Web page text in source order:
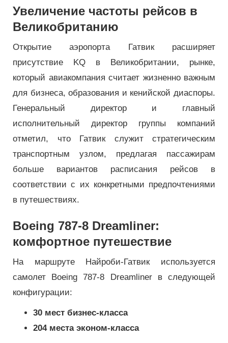
Увеличение частоты рейсов в
Великобританию
Открытие аэропорта Гатвик расширяет
присутствие KQ в Великобритании, рынке,
который авиакомпания считает жизненно важным
для бизнеса, образования и кенийской диаспоры.
Генеральный директор и главный
исполнительный директор группы компаний
отметил, что Гатвик служит стратегическим
транспортным узлом, предлагая пассажирам
больше вариантов расписания рейсов в
соответствии с их конкретными предпочтениями
в путешествиях.
Boeing 787-8 Dreamliner:
комфортное путешествие
На маршруте Найроби-Гатвик используется
самолет Boeing 787-8 Dreamliner в следующей
конфигурации:
30 мест бизнес-класса
204 места эконом-класса